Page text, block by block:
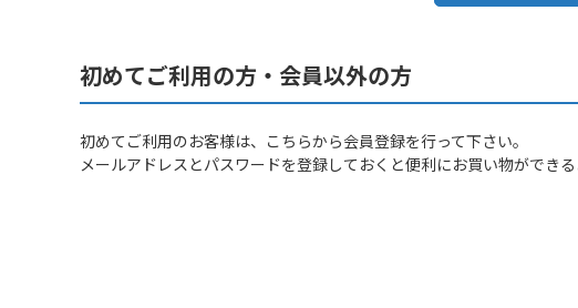
初めてご利用の方・会員以外の方
初めてご利用のお客様は、こちらから会員登録を行って下さい。
メールアドレスとパスワードを登録しておくと便利にお買い物ができる